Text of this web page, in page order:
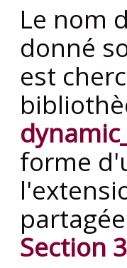
Le nom
donné
est
forme
Section